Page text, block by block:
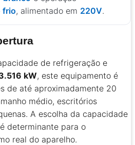
frio, alimentado em 220V.
de refrigeração e
kW, este equipamento é
de até aproximadamente 20
médio, escritórios
A escolha da capacidade
determinante para o
real do aparelho.